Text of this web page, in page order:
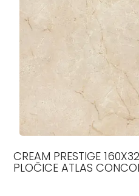
CREAM PRESTIGE
PLOČICE ATLAS